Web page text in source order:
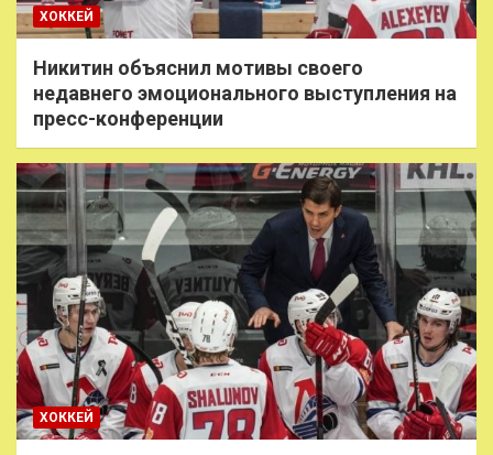
ХОККЕЙ
Никитин объяснил мотивы своего
недавнего эмоционального выступления на
пресс-конференции
ХОККЕЙ